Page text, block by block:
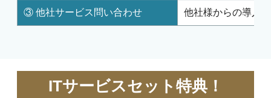
③ 他社サービス問い合わせ 他社様からの導入
ITサービスセット特典！